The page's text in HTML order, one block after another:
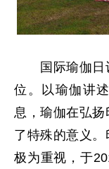
国际瑜伽日
位。以瑜伽讲
息，瑜伽在弘
了特殊的意义
极为重视，于